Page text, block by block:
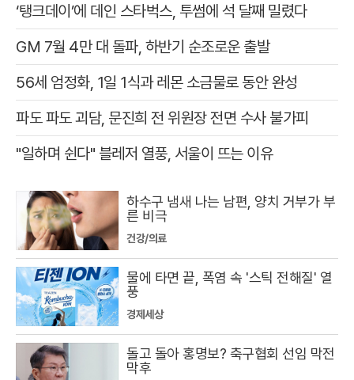
‘탱크데이’에 데인 스타벅스, 투썸에 석 달째 밀렸다
GM 7월 4만 대 돌파, 하반기 순조로운 출발
56세 엄정화, 1일 1식과 레몬 소금물로 동안 완성
파도 파도 괴담, 문진희 전 위원장 전면 수사 불가피
"일하며 쉰다" 블레저 열풍, 서울이 뜨는 이유
하수구 냄새 나는 남편, 양치 거부가 부
른 비극
건강/의료
물에 타면 끝, 폭염 속 '스틱 전해질' 열
풍
경제세상
돌고 돌아 홍명보? 축구협회 선임 막전
막후